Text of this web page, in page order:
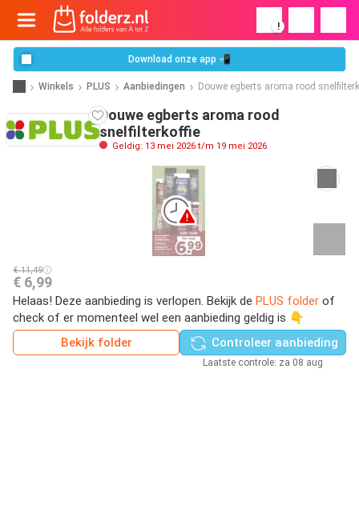
!
Download onze app 📲
Winkels PLUS Aanbiedingen Douwe egberts aroma rood
Douwe egberts aroma rood
snelfilterkoffie
Geldig: 13 mei 2026 t/m 19 mei 2026
€ 11,49
€ 6,99
Helaas! Deze aanbieding is verlopen. Bekijk de PLUS folder of
check of er momenteel wel een aanbieding geldig is 👇
Bekijk folder
Controleer aanbieding
Laatste controle: za 08 aug